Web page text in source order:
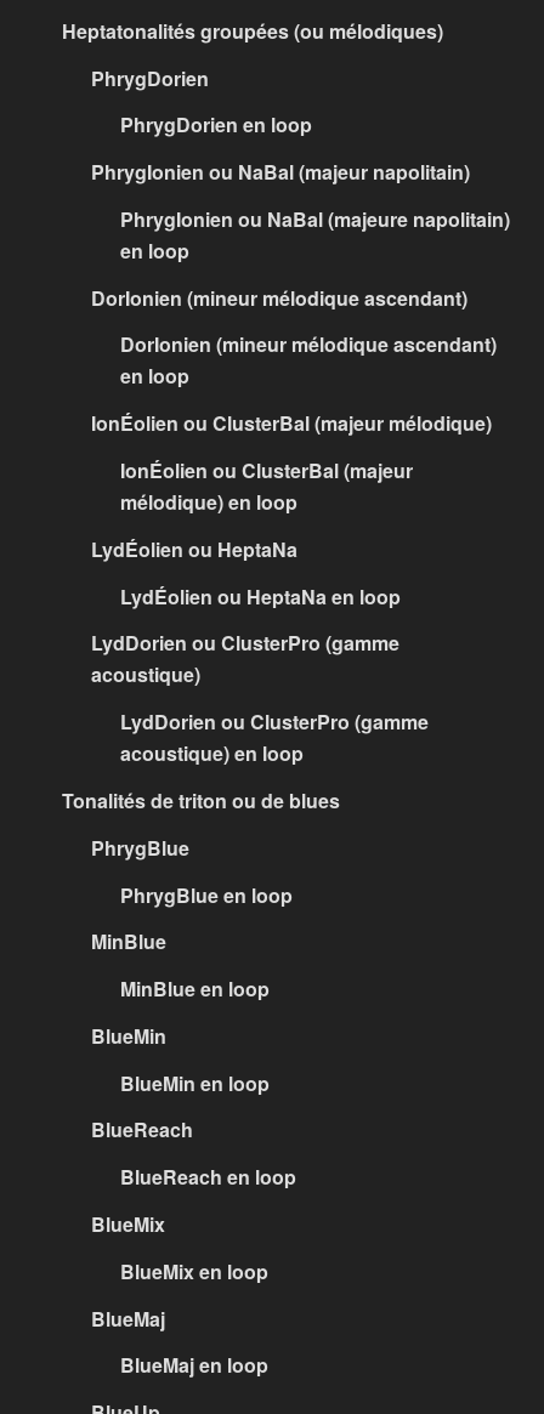
Heptatonalités groupées (ou mélodiques)
PhrygDorien
PhrygDorien en loop
PhrygIonien ou NaBal (majeur napolitain)
PhrygIonien ou NaBal (majeure napolitain)
en loop
DorIonien (mineur mélodique ascendant)
DorIonien (mineur mélodique ascendant)
en loop
IonÉolien ou ClusterBal (majeur mélodique)
IonÉolien ou ClusterBal (majeur
mélodique) en loop
LydÉolien ou HeptaNa
LydÉolien ou HeptaNa en loop
LydDorien ou ClusterPro (gamme
acoustique)
LydDorien ou ClusterPro (gamme
acoustique) en loop
Tonalités de triton ou de blues
PhrygBlue
PhrygBlue en loop
MinBlue
MinBlue en loop
BlueMin
BlueMin en loop
BlueReach
BlueReach en loop
BlueMix
BlueMix en loop
BlueMaj
BlueMaj en loop